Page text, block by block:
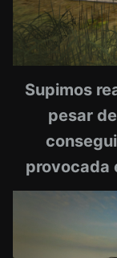
Supimos
pesar
provocada